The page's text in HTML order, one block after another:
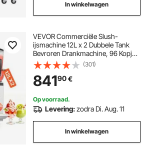
In winkelwagen
VEVOR Commerciële Slush-
ijsmachine 12L x 2 Dubbele Tank
Bevroren Drankmachine, 96 Kopjes
RVS Slush-ijsmachine met
Toetsenbord Soft Serve-ijsmachine
voor Feesten, Restaurants, Cafés
en Bars
(301)
84190€
Op voorraad.
Levering:zodra Di. Aug. 11
In winkelwagen